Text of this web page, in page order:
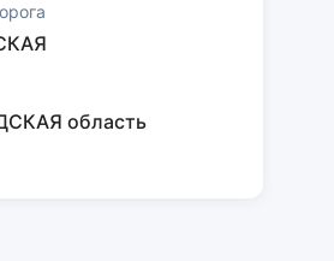
область